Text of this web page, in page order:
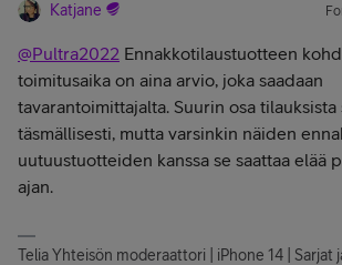
Katjane
@Pultra2022 Ennakkotilaustuotteen
toimitusaika on aina arvio, joka saadaan
tavarantoimittajalta. Suurin osa tilauksista
täsmällisesti, mutta varsinkin näiden
uutuustuotteiden kanssa se saattaa elää
ajan.
Telia Yhteisön moderaattori | iPhone 14 | Sarjat